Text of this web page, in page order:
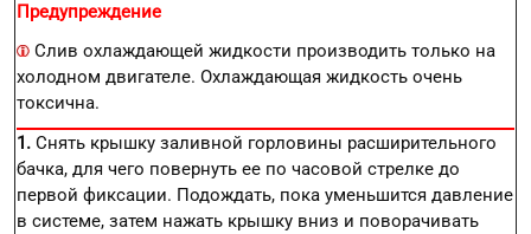
Предупреждение
Слив охлаждающей жидкости производить только на
холодном двигателе. Охлаждающая жидкость очень
токсична.
1. Снять крышку заливной горловины расширительного
бачка, для чего повернуть ее по часовой стрелке до
первой фиксации. Подождать, пока уменьшится давление
в системе, затем нажать крышку вниз и поворачивать